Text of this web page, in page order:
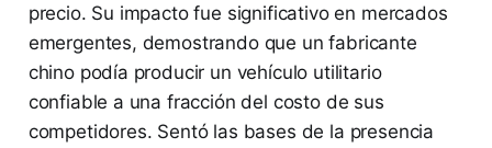
precio. Su impacto fue significativo en mercados
emergentes, demostrando que un fabricante
chino podía producir un vehículo utilitario
confiable a una fracción del costo de sus
competidores. Sentó las bases de la presencia